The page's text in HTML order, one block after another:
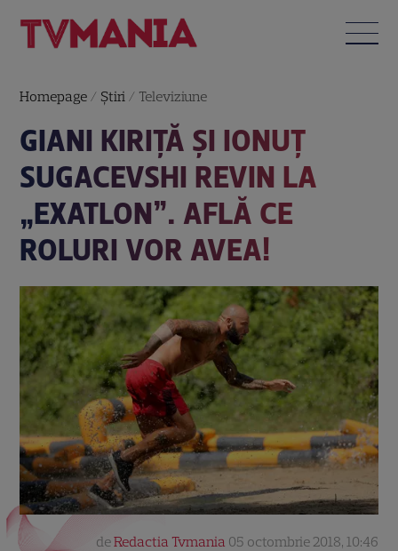
Homepage / Știri / Televiziune
GIANI KIRIȚĂ ȘI IONUȚ
SUGACEVSHI REVIN LA
„EXATLON”. AFLĂ CE
ROLURI VOR AVEA!
deRedactia Tvmania 05 octombrie 2018, 10:46